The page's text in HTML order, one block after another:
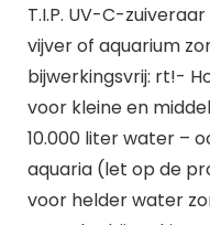
T.I.P. UV-C-
vijver of aquarium
bijwerkingsvrij: rt!-
voor kleine en
10.000 liter water –
aquaria (let op de
voor helder water